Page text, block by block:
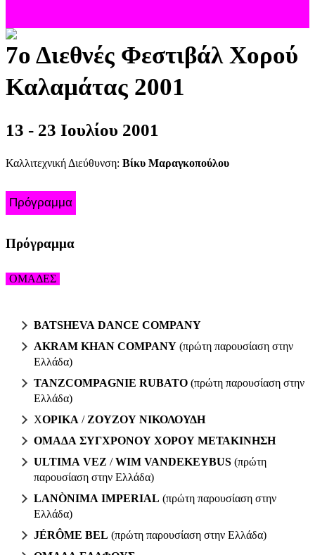
7ο Διεθνές Φεστιβάλ Χορού
Καλαμάτας 2001
13 - 23 Ιουλίου 2001
Καλλιτεχνική Διεύθυνση: Βίκυ Μαραγκοπούλου
Πρόγραμμα
Πρόγραμμα
ΟΜΑΔΕΣ
BATSHEVA DANCE COMPANY
AKRAM KHAN COMPANY (πρώτη παρουσίαση στην
Ελλάδα)
TANZCOMPAGNIE RUBATO (πρώτη παρουσίαση στην
Ελλάδα)
ΧΟΡΙΚΑ / ΖΟΥΖΟΥ ΝΙΚΟΛΟΥΔΗ
ΟΜΑΔΑ ΣΥΓΧΡΟΝΟΥ ΧΟΡΟΥ ΜΕΤΑΚΙΝΗΣΗ
ULTIMA VEZ /WIM VANDEKEYBUS (πρώτη
παρουσίαση στην Ελλάδα)
LANÒNIMA IMPERIAL (πρώτη παρουσίαση στην
Ελλάδα)
JÉRÔME BEL (πρώτη παρουσίαση στην Ελλάδα)